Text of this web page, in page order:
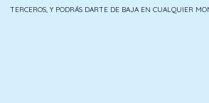
TERCEROS, Y PODRÁS DARTE DE BAJA EN CUALQUIER